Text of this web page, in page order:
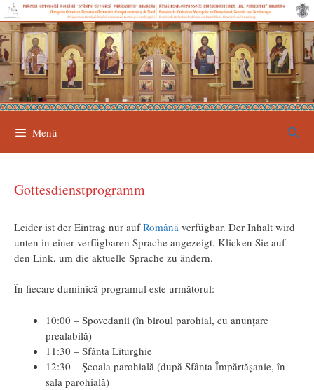
Zum
Inhalt
springen
Menü
Gottesdienstprogramm
Leider ist der Eintrag nur aufRomână verfügbar. Der Inhalt wird
unten in einer verfügbaren Sprache angezeigt. Klicken Sie auf
den Link, um die aktuelle Sprache zu ändern.
În fiecare duminică programul este următorul:
10:00 – Spovedanii (în biroul parohial, cu anunțare
prealabilă)
11:30 – Sfânta Liturghie
12:30 – Școala parohială (după Sfânta Împărtășanie, în
sala parohială)